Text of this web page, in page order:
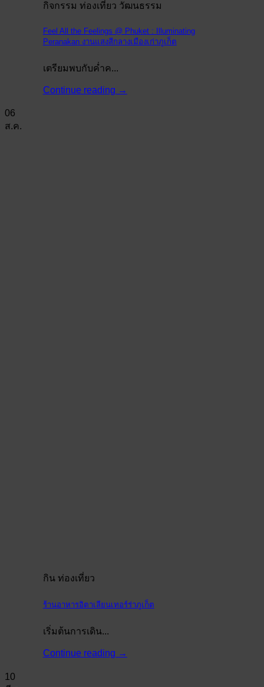
กิจกรรม ท่องเที่ยว วัฒนธรรม
Feel All the Feelings @ Phuket : Illuminating
Peranakan งานแสงสีกลางเมืองเก่าภูเก็ต
เตรียมพบกับค่ำค...
Continue reading →
06
ส.ค.
กิน ท่องเที่ยว
ร้านอาหารอิตาเลียนเทอร์ร่าภูเก็ต
เริ่มต้นการเดิน...
Continue reading →
10